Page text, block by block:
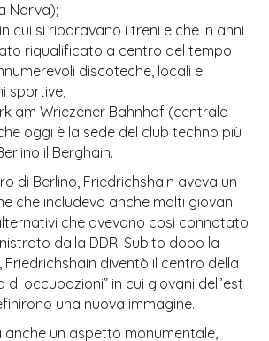
Narva);
cui si riparavano i treni e che in anni
riqualificato a centro del tempo
discoteche, locali e
sportive,
am Wriezener Bahnhof (centrale
oggi è la sede del club techno più
il Berghain.
di Berlino, Friedrichshain aveva un
che includeva anche molti giovani
che avevano così connotato
dalla DDR. Subito dopo la
diventò il centro della
occupazioni” in cui giovani dell’est
una nuova immagine.
anche un aspetto monumentale,